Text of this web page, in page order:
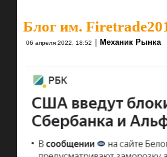
Блог им.
06 апреля 2022, 18:52 | Механик Рынка